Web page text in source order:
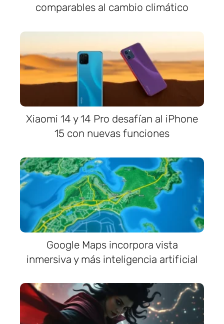
comparables al cambio climático
Xiaomi 14 y 14 Pro desafían al iPhone
15 con nuevas funciones
Google Maps incorpora vista
inmersiva y más inteligencia artificial